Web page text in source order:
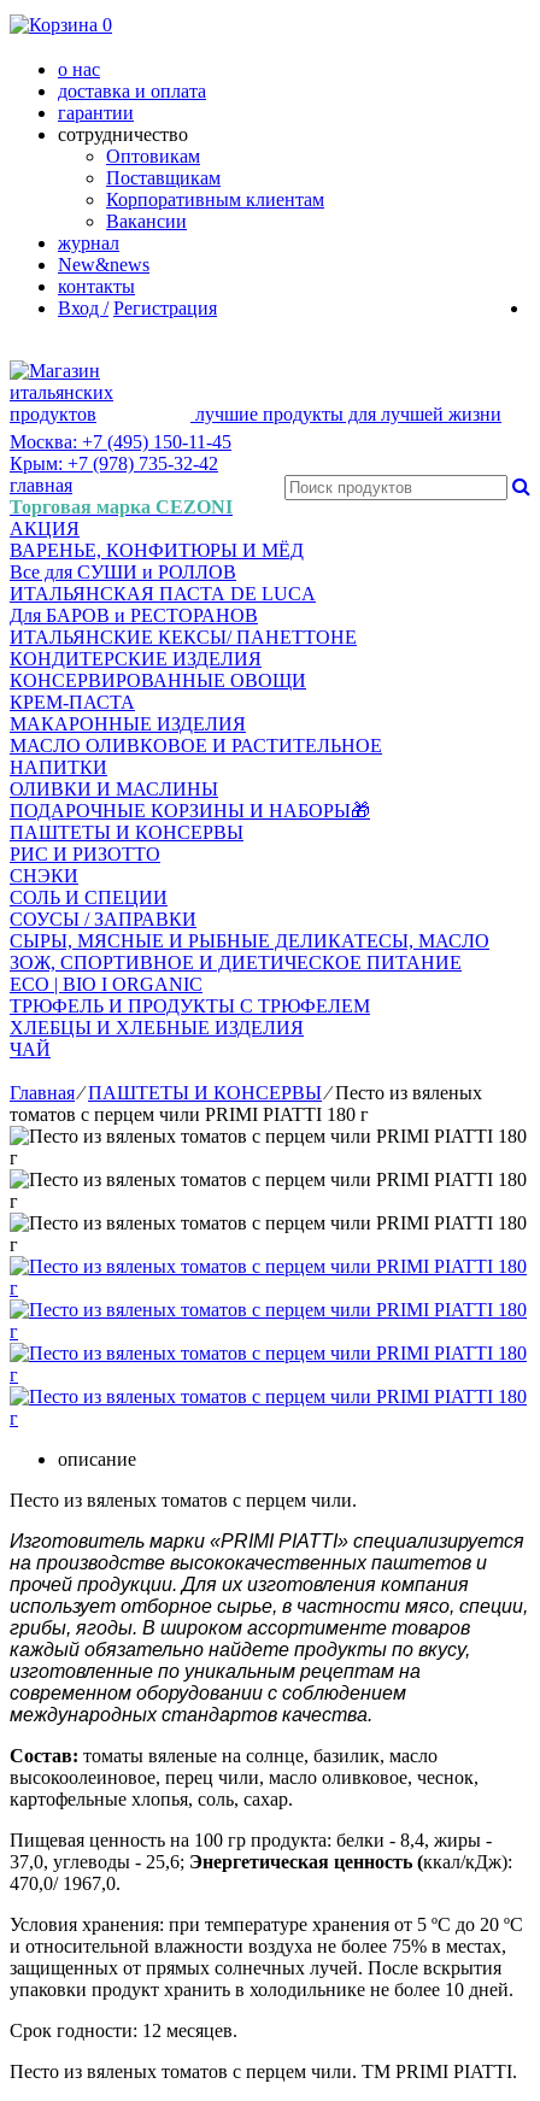
0
о нас
доставка и оплата
гарантии
сотрудничество
Оптовикам
Поставщикам
Корпоративным клиентам
Вакансии
журнал
New&news
контакты
Вход / Регистрация
лучшие продукты для лучшей жизни
Москва: +7 (495) 150-11-45
Крым: +7 (978) 735-32-42
главная
Торговая марка CEZONI
АКЦИЯ
ВАРЕНЬЕ, КОНФИТЮРЫ И МЁД
Все для СУШИ и РОЛЛОВ
ИТАЛЬЯНСКАЯ ПАСТА DE LUCA
Для БАРОВ и РЕСТОРАНОВ
ИТАЛЬЯНСКИЕ КЕКСЫ/ ПАНЕТТОНЕ
КОНДИТЕРСКИЕ ИЗДЕЛИЯ
КОНСЕРВИРОВАННЫЕ ОВОЩИ
КРЕМ-ПАСТА
МАКАРОННЫЕ ИЗДЕЛИЯ
МАСЛО ОЛИВКОВОЕ И РАСТИТЕЛЬНОЕ
НАПИТКИ
ОЛИВКИ И МАСЛИНЫ
ПОДАРОЧНЫЕ КОРЗИНЫ И НАБОРЫ🎁
ПАШТЕТЫ И КОНСЕРВЫ
РИС И РИЗОТТО
СНЭКИ
СОЛЬ И СПЕЦИИ
СОУСЫ / ЗАПРАВКИ
СЫРЫ, МЯСНЫЕ И РЫБНЫЕ ДЕЛИКАТЕСЫ, МАСЛО
ЗОЖ, СПОРТИВНОЕ И ДИЕТИЧЕСКОЕ ПИТАНИЕ
ECO | BIO I ORGANIC
ТРЮФЕЛЬ И ПРОДУКТЫ С ТРЮФЕЛЕМ
ХЛЕБЦЫ И ХЛЕБНЫЕ ИЗДЕЛИЯ
ЧАЙ
Главная⁄ПАШТЕТЫ И КОНСЕРВЫ ⁄ Песто из вяленых
томатов с перцем чили PRIMI PIATTI 180 г
описание
Песто из вяленых томатов с перцем чили.
Изготовитель марки «PRIMI PIATTI» специализируется
на производстве высококачественных паштетов и
прочей продукции. Для их изготовления компания
использует отборное сырье, в частности мясо, специи,
грибы, ягоды. В широком ассортименте товаров
каждый обязательно найдете продукты по вкусу,
изготовленные по уникальным рецептам на
современном оборудовании с соблюдением
международных стандартов качества.
Состав: томаты вяленые на солнце, базилик, масло
высокоолеиновое, перец чили, масло оливковое, чеснок,
картофельные хлопья, соль, сахар.
Пищевая ценность на 100 гр продукта: белки - 8,4, жиры -
37,0, углеводы - 25,6; Энергетическая ценность (ккал/кДж):
470,0/ 1967,0.
Условия хранения: при температуре хранения от 5 ºС до 20 ºС
и относительной влажности воздуха не более 75% в местах,
защищенных от прямых солнечных лучей. После вскрытия
упаковки продукт хранить в холодильнике не более 10 дней.
Срок годности: 12 месяцев.
Песто из вяленых томатов с перцем чили. ТМ PRIMI PIATTI.